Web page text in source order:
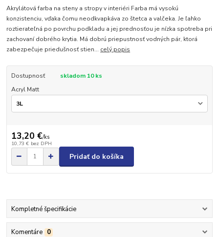
Akrylátová farba na steny a stropy v interiéri Farba má vysokú
konzistenciu, vďaka čomu neodkvapkáva zo štetca a valčeka. Je ľahko
roztierateľná po povrchu podkladu a jej prednosťou je nízka spotreba pri
zachovaní dobrého krytia. Má dobrú priepustnosť vodných pár, ktorá
zabezpečuje priedušnosť stien... celý popis
Dostupnosť
skladom 10 ks
Acryl Matt
13,20 €/ks
10,73 € bez DPH
Pridať do košíka
Kompletné špecifikácie
Komentáre 0